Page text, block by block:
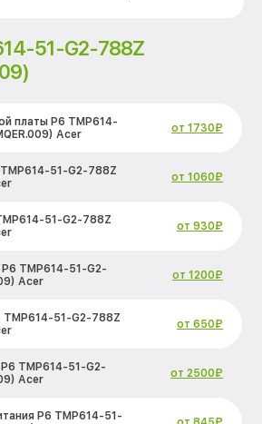
51-G2-788Z
платы P6 TMP614-
Acer
от 1730₽
51-G2-788Z
от 1060₽
51-G2-788Z
от 930₽
TMP614-51-G2-
Acer
от 1200₽
TMP614-51-G2-788Z
от 650₽
TMP614-51-G2-
Acer
от 2500₽
P6 TMP614-51-